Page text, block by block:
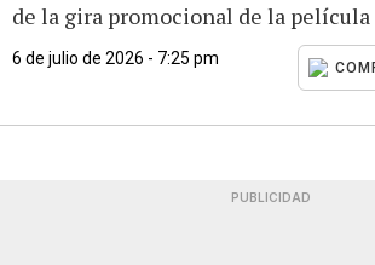
de la gira promocional de la película
6 de julio de 2026 - 7:25 pm
PUBLICIDAD